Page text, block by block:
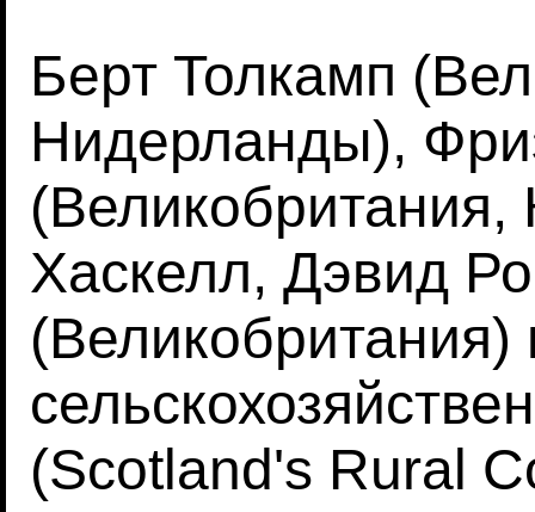
Берт Толкамп
Нидерланды),
Хаскелл, Дэвид
(Великобритания)
(Scotland's Rural